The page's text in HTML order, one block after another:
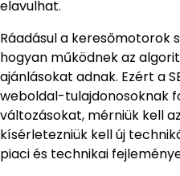
elavulhat.
Ráadásul a keresőmotorok
hogyan működnek az
ajánlásokat adnak. Ezért a
weboldal-tulajdonosoknak
változásokat, mérniük kell
kísérletezniük kell új
piaci és technikai